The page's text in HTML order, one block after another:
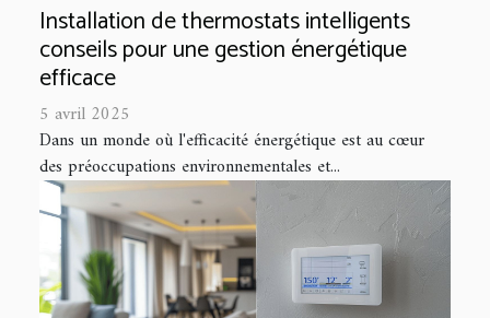
Installation de thermostats intelligents
conseils pour une gestion énergétique
efficace
5 avril 2025
Dans un monde où l'efficacité énergétique est au cœur
des préoccupations environnementales et...